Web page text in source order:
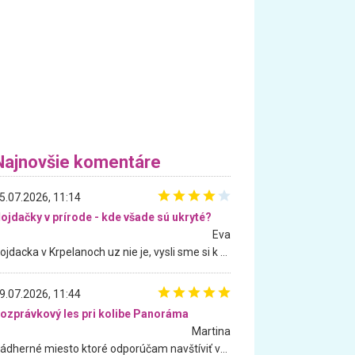
komentáre
11:14
v prírode - kde všade sú ukryté?
Eva
11:44
les pri kolibe Panoráma
Martina